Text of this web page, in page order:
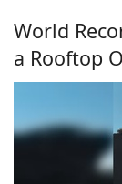
World
a Rooftop